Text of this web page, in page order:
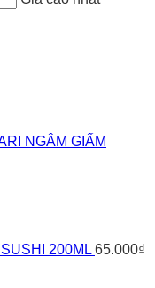
NGÂM GIẤM
200ML 65.000₫